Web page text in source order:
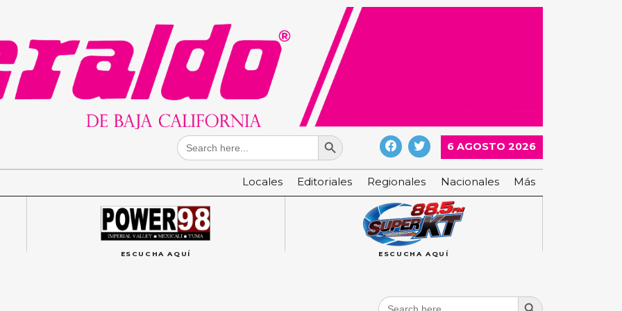
Search
for:
Search Button
6 AGOSTO 2026
Locales Editoriales Regionales Nacionales Más
ESCUCHA AQUÍ ESCUCHA AQUÍ
Search
Search Button